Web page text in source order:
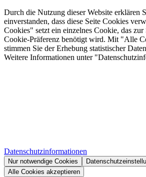
Durch die Nutzung dieser Website erklären
einverstanden, dass diese Seite Cookies
Cookies" setzt ein einzelnes Cookie, das
Cookie-Präferenz benötigt wird. Mit "Alle
stimmen Sie der Erhebung statistischer
Weitere Informationen unter
Datenschutzinformationen
Nur notwendige Cookies
Alle Cookies akzeptieren